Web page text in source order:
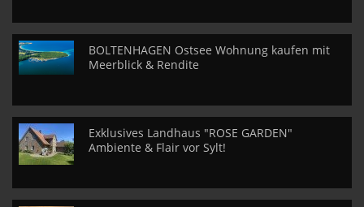
BOLTENHAGEN Ostsee Wohnung kaufen mit
Meerblick & Rendite
Exklusives Landhaus "ROSE GARDEN"
Ambiente & Flair vor Sylt!